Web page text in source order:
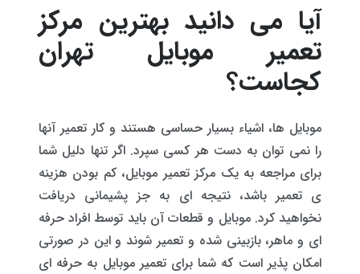
آیا می دانید بهترین مرکز
تعمیر موبایل تهران
کجاست؟
موبایل ها، اشیاء بسیار حساسی هستند و کار تعمیر آنها
را نمی توان به دست هر کسی سپرد. اگر تنها دلیل شما
برای مراجعه به یک مرکز تعمیر موبایل، کم بودن هزینه
ی تعمیر باشد، نتیجه ای به جز پشیمانی دریافت
نخواهید کرد. موبایل و قطعات آن باید توسط افراد حرفه
ای و ماهر، بازبینی شده و تعمیر شوند و این در صورتی
امکان پذیر است که شما برای تعمیر موبایل به حرفه ای